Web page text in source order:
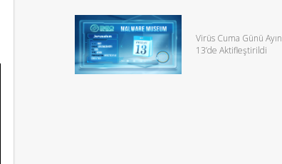
Virüs Cuma Günü Ayın
13’de Aktifleştirildi